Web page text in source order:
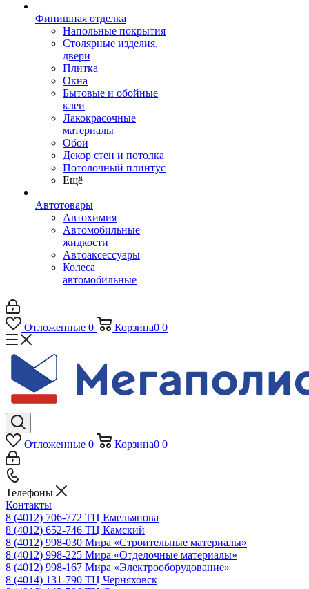
Финишная отделка
Напольные покрытия
Столярные изделия,
двери
Плитка
Окна
Бытовые и обойные
клеи
Лакокрасочные
материалы
Обои
Декор стен и потолка
Потолочный плинтус
Ещё
Автотовары
Автохимия
Автомобильные
жидкости
Автоаксессуары
Колеса
автомобильные
Отложенные 0 Корзина0 0
Отложенные 0 Корзина0 0
Телефоны
Контакты
8 (4012) 706-772 ТЦ Емельянова
8 (4012) 652-746 ТЦ Камский
8 (4012) 998-030 Мира «Строительные материалы»
8 (4012) 998-225 Мира «Отделочные материалы»
8 (4012) 998-167 Мира «Электрооборудование»
8 (4014) 131-790 ТЦ Черняховск